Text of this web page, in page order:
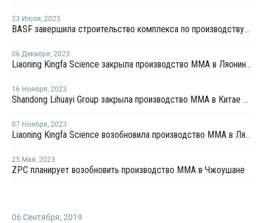
23 Июля, 2025
BASF завершила строительство комплекса по производству акриловых продуктов в Китае
06 Декабря, 2023
Liaoning Kingfa Science закрыла производство ММА в Ляонине на ремонт
16 Ноября, 2023
Shandong Lihuayi Group закрыла производство ММА в Китае на ремонт
07 Ноября, 2023
Liaoning Kingfa Science возобновила производство ММА в Ляонине после ремонта
25 Мая, 2023
ZPC планирует возобновить производство ММА в Чжоушане
06 Сентября, 2019